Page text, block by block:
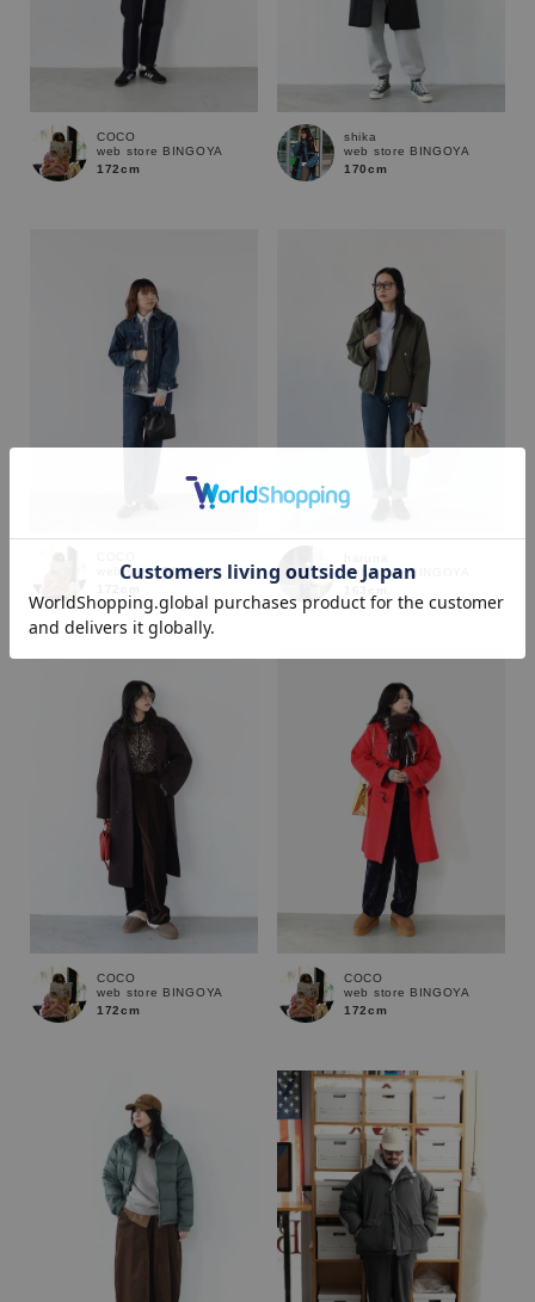
通常商品 予約商品
セール価格 WEB限定
在庫あり 在庫なし含む
COCO
web store BINGOYA
172cm
shika
web store BINGOYA
170cm
web store BINGOYA
web store BINGOYA
COCO
web store BINGOYA
172cm
COCO
web store BINGOYA
172cm